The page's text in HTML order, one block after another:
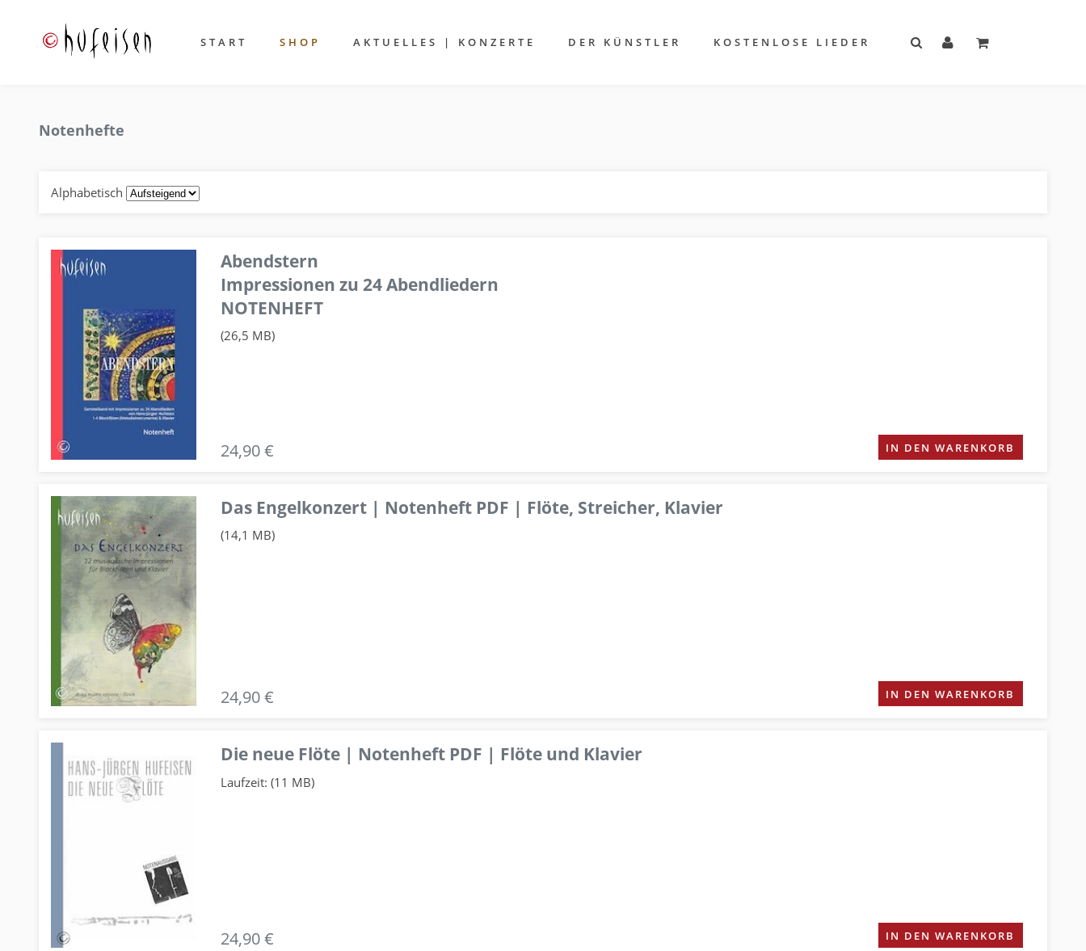
START SHOP AKTUELLES | KONZERTE DER KÜNSTLER KOSTENLOSE LIEDER
Notenhefte
Alphabetisch
Abendstern
Impressionen zu 24 Abendliedern
NOTENHEFT
(26,5 MB)
24,90 € IN DEN WARENKORB
Das Engelkonzert | Notenheft PDF | Flöte, Streicher, Klavier
(14,1 MB)
24,90 € IN DEN WARENKORB
Die neue Flöte | Notenheft PDF | Flöte und Klavier
Laufzeit: (11 MB)
24,90 € IN DEN WARENKORB